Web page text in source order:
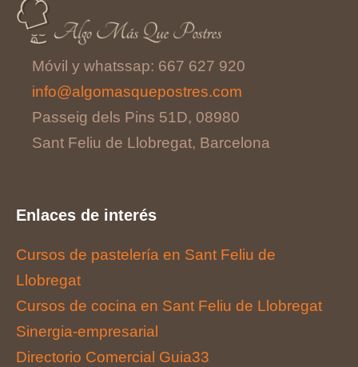
Móvil y whatssap: 667 627 920
info@algomasquepostres.com
Passeig dels Pins 51D, 08980
Sant Feliu de Llobregat, Barcelona
Enlaces de interés
Cursos de pastelería en Sant Feliu de
Llobregat
Cursos de cocina en Sant Feliu de Llobregat
Sinergia-empresarial
Directorio Comercial Guia33